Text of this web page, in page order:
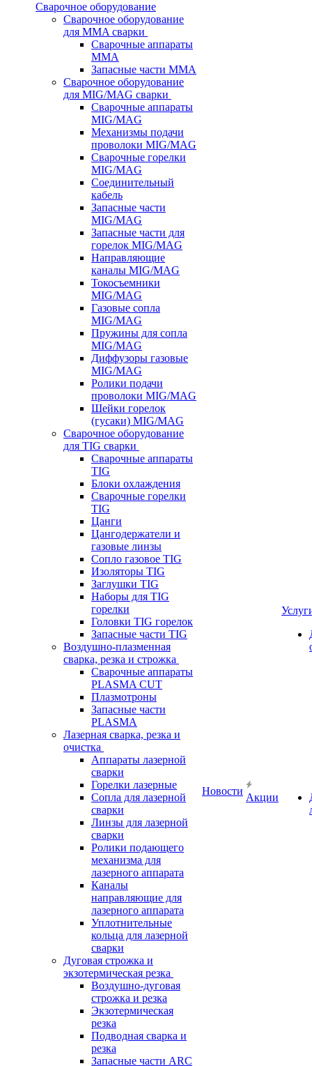
Сварочное оборудование
Сварочное оборудование
для MMA сварки
Сварочные аппараты
MMA
Запасные части MMA
Сварочное оборудование
для MIG/MAG сварки
Сварочные аппараты
MIG/MAG
Механизмы подачи
проволоки MIG/MAG
Сварочные горелки
MIG/MAG
Соединительный
кабель
Запасные части
MIG/MAG
Запасные части для
горелок MIG/MAG
Направляющие
каналы MIG/MAG
Токосъемники
MIG/MAG
Газовые сопла
MIG/MAG
Пружины для сопла
MIG/MAG
Диффузоры газовые
MIG/MAG
Ролики подачи
проволоки MIG/MAG
Шейки горелок
(гусаки) MIG/MAG
Сварочное оборудование
для TIG сварки
Сварочные аппараты
TIG
Блоки охлаждения
Сварочные горелки
TIG
Цанги
Цангодержатели и
газовые линзы
Сопло газовое TIG
Изоляторы TIG
Заглушки TIG
Наборы для TIG
горелки
Головки TIG горелок
Запасные части TIG
Воздушно-плазменная
сварка, резка и строжка
Сварочные аппараты
PLASMA CUT
Плазмотроны
Запасные части
PLASMA
Лазерная сварка, резка и
очистка
Аппараты лазерной
сварки
Горелки лазерные
Сопла для лазерной
сварки
Линзы для лазерной
сварки
Ролики подающего
механизма для
лазерного аппарата
Каналы
направляющие для
лазерного аппарата
Уплотнительные
кольца для лазерной
сварки
Дуговая строжка и
экзотермическая резка
Воздушно-дуговая
строжка и резка
Экзотермическая
резка
Подводная сварка и
резка
Запасные части ARC
Новости
Акции